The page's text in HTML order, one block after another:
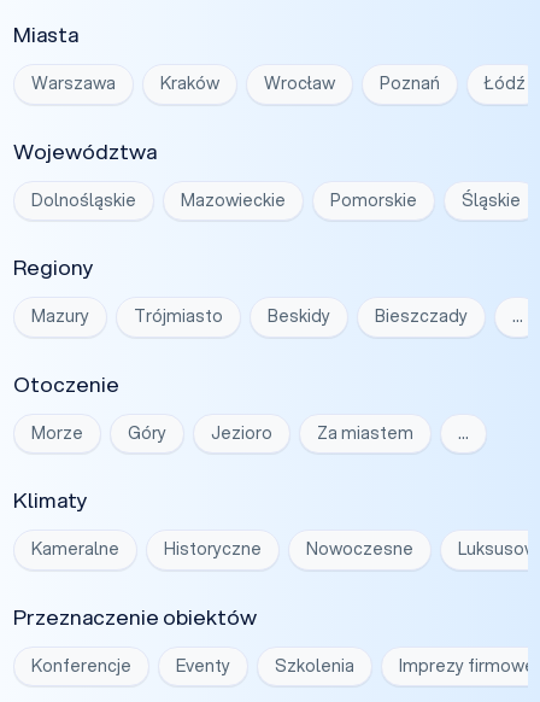
Miasta
Warszawa Kraków Wrocław Poznań Łódź
Województwa
Dolnośląskie Mazowieckie Pomorskie Śląskie
Regiony
Mazury Trójmiasto Beskidy Bieszczady …
Otoczenie
Morze Góry Jezioro Za miastem …
Klimaty
Kameralne Historyczne Nowoczesne
Przeznaczenie obiektów
Konferencje Eventy Szkolenia Imprezy firmowe